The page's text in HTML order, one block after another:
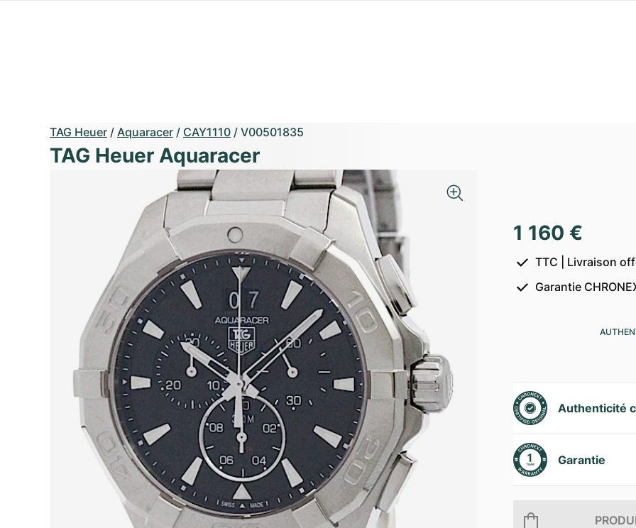
TAG Heuer / Aquaracer / CAY1110 / V00501835
TAG Heuer Aquaracer
1 160 €
TTC | Livraison
Garantie
Authenticité
Garantie